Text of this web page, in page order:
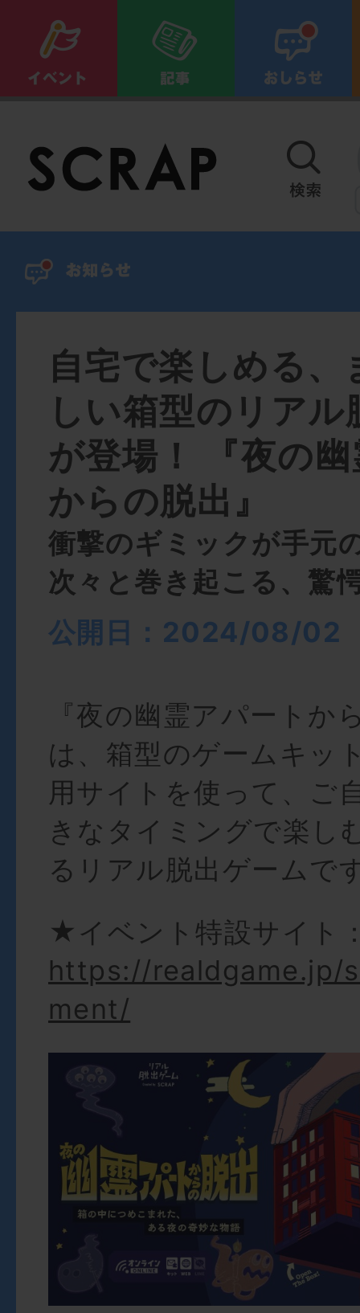
自宅で楽しめる、
しい箱型のリアル
が登場！ 『夜の
からの脱出』
衝撃のギミックが手元
次々と巻き起こる、驚
公開日：2024/08/02
『夜の幽霊アパートか
は、箱型のゲームキッ
用サイトを使って、ご
きなタイミングで楽し
るリアル脱出ゲームで
★イベント特設サイト
https://realdgame.jp/
ment/